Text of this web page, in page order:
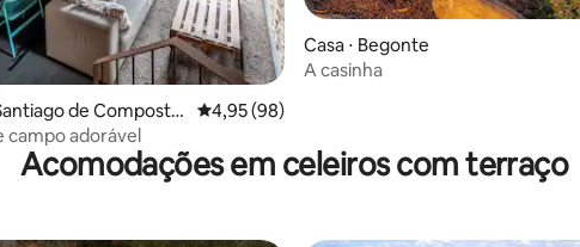
de Compostel
4,95 de uma avaliação média de 5, 98 avaliações
4,95 (98)
campo adorável
Casa ⋅ Begonte
A casinha
Acomodações em celeiros com terraço